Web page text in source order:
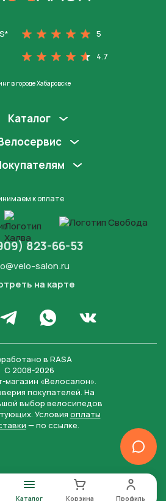
5
4.7
в городе Хабаровске
Каталог
к оплате
823-66-53
salon.ru
на карте
Инстаграм
Написать в Телеграм
Написать в WhatsApp
Перейти во
в RASA
С 2008-2026
магазин «Велосалон».
покупателей. На
выбор велосипедов
Условия оплаты
— по ссылке.
Каталог Корзина Профиль
заявку”, вы даете
данных и
конфиденциальности